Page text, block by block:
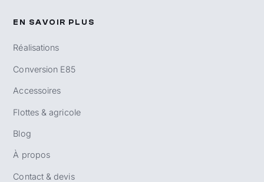
EN SAVOIR PLUS
Réalisations
Conversion E85
Accessoires
Flottes & agricole
Blog
À propos
Contact & devis